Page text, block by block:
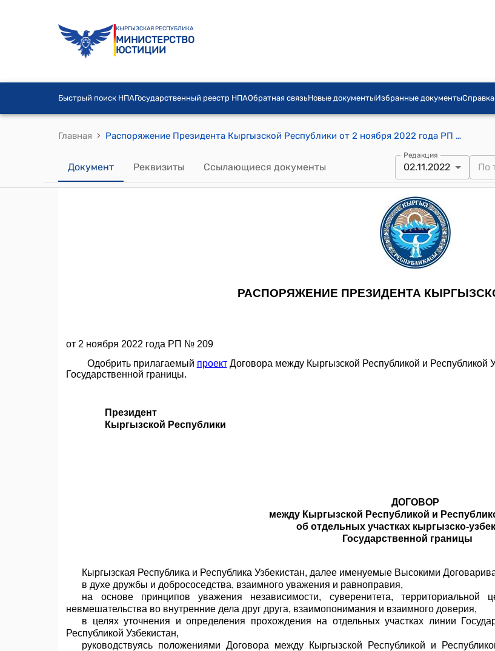
КЫРГЫЗСКАЯ РЕСПУБЛИКА
МИНИСТЕРСТВО
ЮСТИЦИИ
Быстрый поиск НПАГосударственный реестр НПАОбратная связьНовые документыИзбранные документыСправка
Главная › Распоряжение Президента Кыргызской Республики от 2 ноября 2022 года РП № 209 "Об одобрении проекта Договора между Кыргызской Республикой и Республикой Узбекистан об отдельных участках кыргызско-узбекской Государственной границы"
Документ Реквизиты Ссылающиеся документы
Редакция
02.11.2022